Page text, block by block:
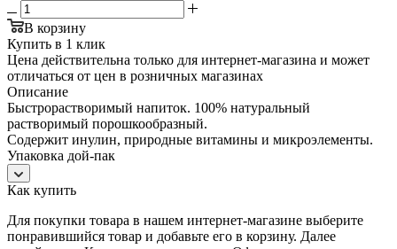
В корзину
Купить в 1 клик
Цена действительна только для интернет-магазина и может
отличаться от цен в розничных магазинах
Описание
Быстрорастворимый напиток. 100% натуральный
растворимый порошкообразный.
Содержит инулин, природные витамины и микроэлементы.
Упаковка дой-пак
Как купить
Для покупки товара в нашем интернет-магазине выберите
понравившийся товар и добавьте его в корзину. Далее